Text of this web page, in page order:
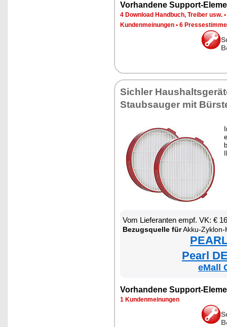
Vorhandene Support-
4 Download Handbuch, Treiber usw. •
Kundenmeinungen • 6
Sichler
Staubsauger mit
Vom Lieferanten empf. VK: €
Bezugsquelle fürAkku-Zyklon-Hand- &
Pearl
eMall
Vorhandene Support-
1 Kundenmeinungen